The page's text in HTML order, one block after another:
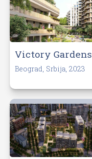
Victory Gardens
Beograd, Srbija, 2023